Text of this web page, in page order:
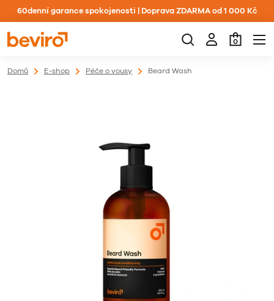
60denní garance spokojenosti | Doprava ZDARMA od 1 000 Kč
0
Domů E-shop Péče o vousy Beard Wash